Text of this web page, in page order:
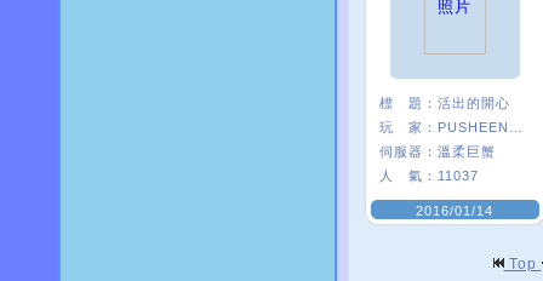
標 題： 活出的開心
玩 家：
伺服器： 溫柔巨蟹
人 氣： 11037
2016/01/14
Top